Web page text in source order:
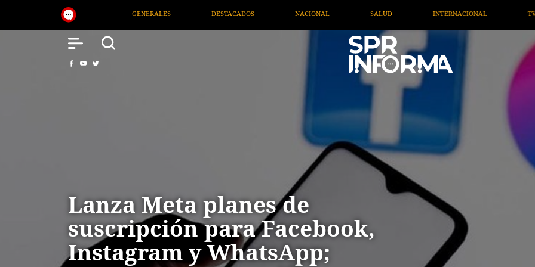
SALUD INTERNACIONAL TV MIGRANTE INFORMA
Lanza Meta planes de
suscripción para Facebook,
Instagram y WhatsApp;